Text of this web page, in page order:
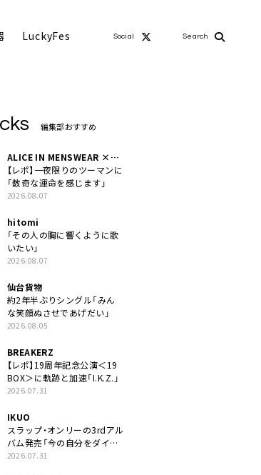
LuckyFes Social Search
編集部おすすめ
ALICE IN MENSWEAR ×
MASCHERA
【レポ】一夜限りのツーマンに
「数奇な運命を感じます」
2026.08.07
hitomi
「その人の胸に響くように歌
いたい」
2026.08.07
仙台貨物
約2年半ぶりシングル「みん
な笑顔ぬさせであげだい」
2026.08.05
BREAKERZ
【レポ】19周年記念公演＜19
BOX＞に軌跡と加速「I.K.Z.」
2026.07.31
IKUO
スラップ・オンリーの3rdアル
バム発売「今の自分をダイレ
クトに」
2026.07.31